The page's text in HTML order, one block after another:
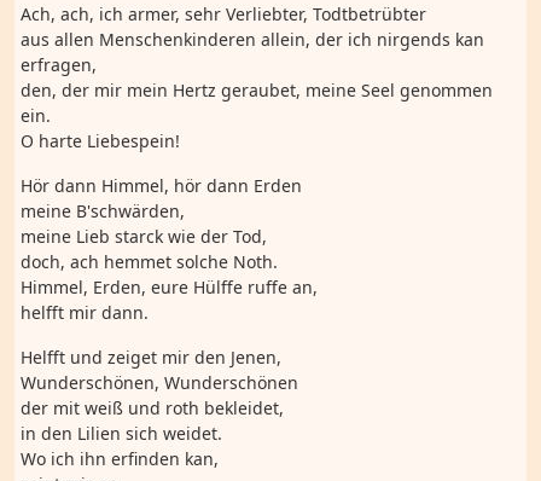
Ach, ach, ich armer, sehr Verliebter, Todtbetrübter
aus allen Menschenkinderen allein, der ich nirgends kan
erfragen,
den, der mir mein Hertz geraubet, meine Seel genommen
ein.
O harte Liebespein!
Hör dann Himmel, hör dann Erden
meine B'schwärden,
meine Lieb starck wie der Tod,
doch, ach hemmet solche Noth.
Himmel, Erden, eure Hülffe ruffe an,
helfft mir dann.
Helfft und zeiget mir den Jenen,
Wunderschönen, Wunderschönen
der mit weiß und roth bekleidet,
in den Lilien sich weidet.
Wo ich ihn erfinden kan,